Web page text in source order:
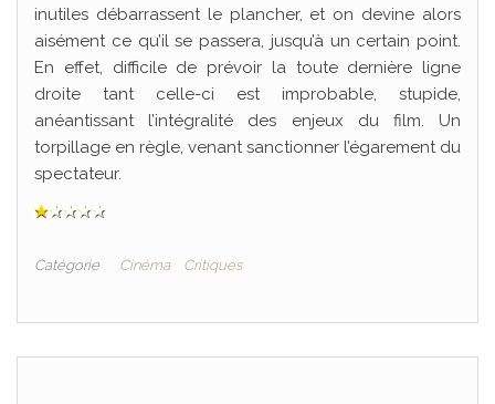
inutiles débarrassent le plancher, et on devine alors
aisément ce qu’il se passera, jusqu’à un certain point.
En effet, difficile de prévoir la toute dernière ligne
droite tant celle-ci est improbable, stupide,
anéantissant l’intégralité des enjeux du film. Un
torpillage en règle, venant sanctionner l’égarement du
spectateur.
Catégorie Cinéma Critiques